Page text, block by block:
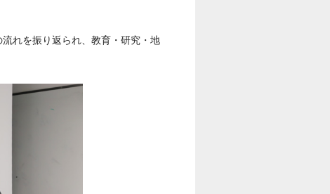
れを振り返られ、教育・研究・地